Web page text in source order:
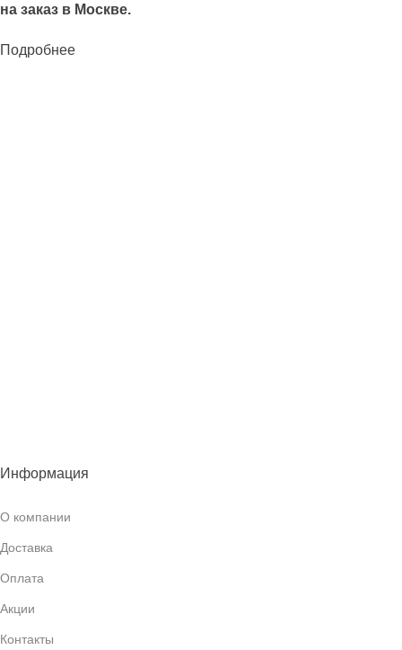
на заказ в Москве.
Подробнее
Информация
О компании
Доставка
Оплата
Акции
Контакты